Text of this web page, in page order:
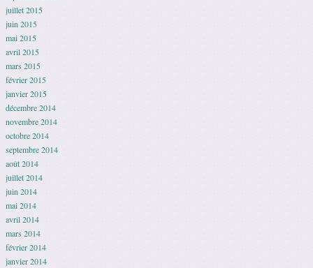
juillet 2015
juin 2015
mai 2015
avril 2015
mars 2015
février 2015
janvier 2015
décembre 2014
novembre 2014
octobre 2014
septembre 2014
août 2014
juillet 2014
juin 2014
mai 2014
avril 2014
mars 2014
février 2014
janvier 2014